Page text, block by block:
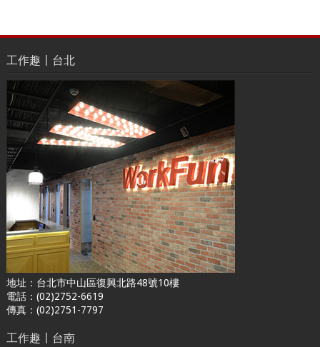
工作趣〡台北
地址：台北市中山區復興北路48號10樓
電話：(02)2752-6619
傳真：(02)2751-7797
工作趣〡台南